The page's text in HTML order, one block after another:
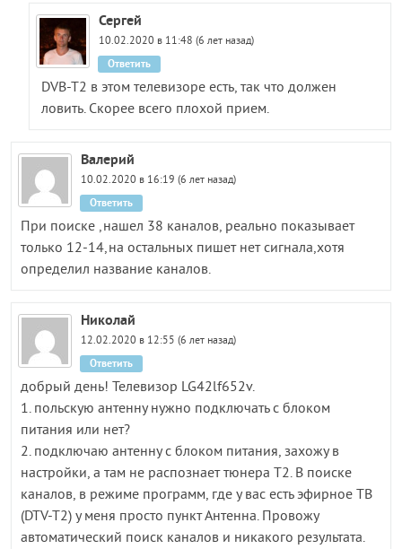
Сергей
10.02.2020 в 11:48 (6 лет назад)
DVB-T2 в этом телевизоре есть, так что должен
ловить. Скорее всего плохой прием.
Ответить
Валерий
10.02.2020 в 16:19 (6 лет назад)
При поиске ,нашел 38 каналов, реально показывает
только 12-14,на остальных пишет нет сигнала,хотя
определил название каналов.
Ответить
Николай
12.02.2020 в 12:55 (6 лет назад)
добрый день! Телевизор LG42lf652v.
1. польскую антенну нужно подключать с блоком
питания или нет?
2. подключаю антенну с блоком питания, захожу в
настройки, а там не распознает тюнера Т2. В поиске
каналов, в режиме программ, где у вас есть эфирное ТВ
(DTV-T2) у меня просто пункт Антенна. Провожу
автоматический поиск каналов и никакого результата.
Ответить